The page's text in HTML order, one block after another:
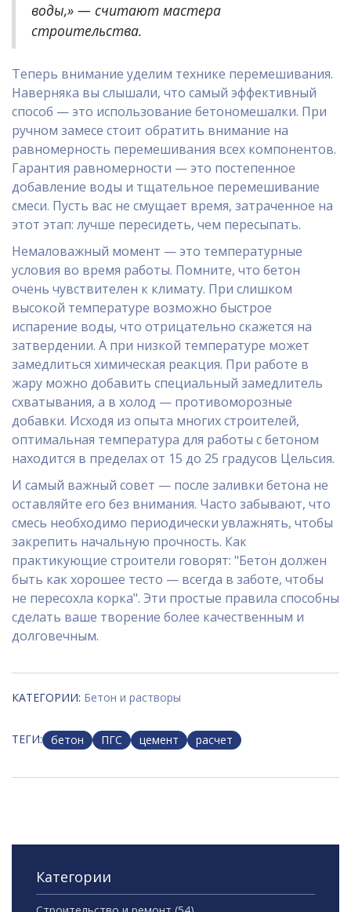
воды,» — считают мастера
строительства.
Теперь внимание уделим технике перемешивания.
Наверняка вы слышали, что самый эффективный
способ — это использование бетономешалки. При
ручном замесе стоит обратить внимание на
равномерность перемешивания всех компонентов.
Гарантия равномерности — это постепенное
добавление воды и тщательное перемешивание
смеси. Пусть вас не смущает время, затраченное на
этот этап: лучше пересидеть, чем пересыпать.
Немаловажный момент — это температурные
условия во время работы. Помните, что бетон
очень чувствителен к климату. При слишком
высокой температуре возможно быстрое
испарение воды, что отрицательно скажется на
затвердении. А при низкой температуре может
замедлиться химическая реакция. При работе в
жару можно добавить специальный замедлитель
схватывания, а в холод — противоморозные
добавки. Исходя из опыта многих строителей,
оптимальная температура для работы с бетоном
находится в пределах от 15 до 25 градусов Цельсия.
И самый важный совет — после заливки бетона не
оставляйте его без внимания. Часто забывают, что
смесь необходимо периодически увлажнять, чтобы
закрепить начальную прочность. Как
практикующие строители говорят: "Бетон должен
быть как хорошее тесто — всегда в заботе, чтобы
не пересохла корка". Эти простые правила способны
сделать ваше творение более качественным и
долговечным.
КАТЕГОРИИ: Бетон и растворы
ТЕГИ: бетон ПГС цемент расчет
Категории